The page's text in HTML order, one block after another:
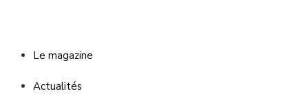
Le magazine
Actualités